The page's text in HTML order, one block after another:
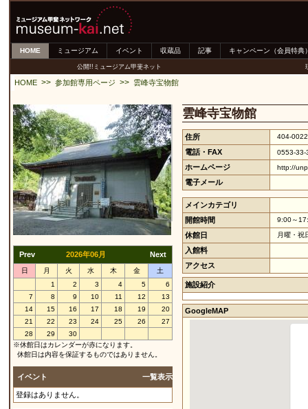
HOME ミュージアム イベント 収蔵品 記事 キャンペーン（会員特典
公開!!ミュージアム甲斐ネット
HOME >> 参加館専用ページ >> 雲峰寺宝物館
Prev 2026年06月 Next
日 月 火 水 木 金
土
1
2 3 4 5
6
7
8 9 10 11 12
13
14
15 16 17 18 19
20
21
22 23 24 25 26
27
28
29
30
※休館日はカレンダーが赤になります。
休館日は内容を保証するものではありません。
イベント 一覧表示
登録はありません。
雲峰寺宝物館
住所 404-
電話・FAX 0553-
ホームページ http://
電子メール
メインカテゴリ
開館時間
9:00～
休館日 月曜・祝
入館料
アクセス
施設紹介
GoogleMAP